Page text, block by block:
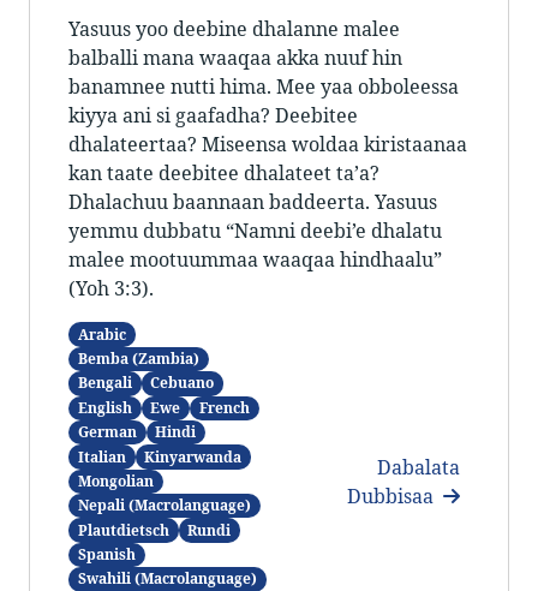
Yasuus yoo deebine dhalanne malee
balballi mana waaqaa akka nuuf hin
banamnee nutti hima. Mee yaa obboleessa
kiyya ani si gaafadha? Deebitee
dhalateertaa? Miseensa woldaa kiristaanaa
kan taate deebitee dhalateet ta’a?
Dhalachuu baannaan baddeerta. Yasuus
yemmu dubbatu “Namni deebi’e dhalatu
malee mootuummaa waaqaa hindhaalu”
(Yoh 3:3).
Arabic
Bemba (Zambia)
Bengali
Cebuano
English
Ewe
French
German
Hindi
Italian
Kinyarwanda
Mongolian
Nepali (Macrolanguage)
Plautdietsch
Rundi
Spanish
Swahili (Macrolanguage)
Dabalata
Dubbisaa